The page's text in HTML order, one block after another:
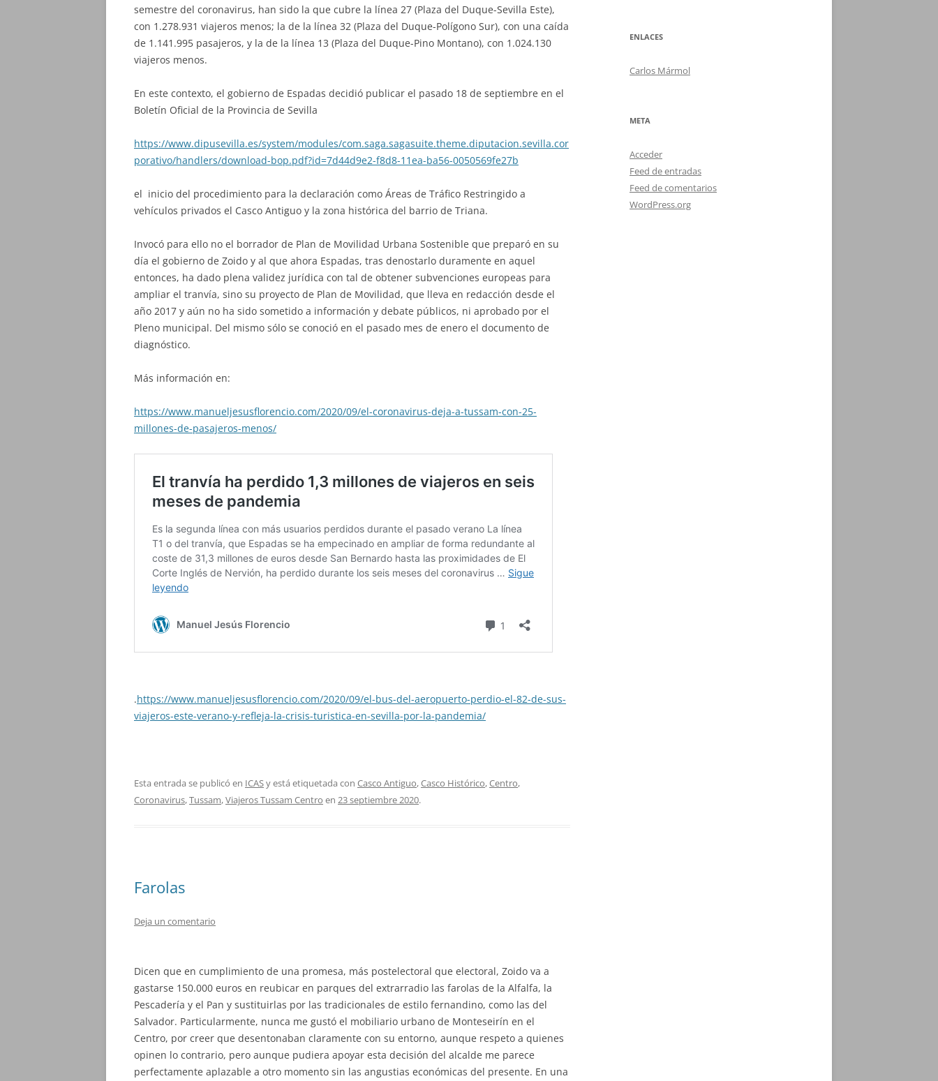
semestre del coronavirus, han sido la que cubre la línea 27 (Plaza del Duque-Sevilla Este),
con 1.278.931 viajeros menos; la de la línea 32 (Plaza del Duque-Polígono Sur), con una caída
de 1.141.995 pasajeros, y la de la línea 13 (Plaza del Duque-Pino Montano), con 1.024.130
viajeros menos.
En este contexto, el gobierno de Espadas decidió publicar el pasado 18 de septiembre en el
Boletín Oficial de la Provincia de Sevilla
https://www.dipusevilla.es/system/modules/com.saga.sagasuite.theme.diputacion.sevilla.cor
porativo/handlers/download-bop.pdf?id=7d44d9e2-f8d8-11ea-ba56-0050569fe27b
el inicio del procedimiento para la declaración como Áreas de Tráfico Restringido a
vehículos privados el Casco Antiguo y la zona histórica del barrio de Triana.
Invocó para ello no el borrador de Plan de Movilidad Urbana Sostenible que preparó en su
día el gobierno de Zoido y al que ahora Espadas, tras denostarlo duramente en aquel
entonces, ha dado plena validez jurídica con tal de obtener subvenciones europeas para
ampliar el tranvía, sino su proyecto de Plan de Movilidad, que lleva en redacción desde el
año 2017 y aún no ha sido sometido a información y debate públicos, ni aprobado por el
Pleno municipal. Del mismo sólo se conoció en el pasado mes de enero el documento de
diagnóstico.
Más información en:
https://www.manueljesusflorencio.com/2020/09/el-coronavirus-deja-a-tussam-con-25-
millones-de-pasajeros-menos/
.https://www.manueljesusflorencio.com/2020/09/el-bus-del-aeropuerto-perdio-el-82-de-sus-
viajeros-este-verano-y-refleja-la-crisis-turistica-en-sevilla-por-la-pandemia/
Esta entrada se publicó en ICASy está etiquetada con Casco Antiguo,Casco Histórico,Centro,
Coronavirus,Tussam,Viajeros Tussam Centro en 23 septiembre 2020.
Farolas
Deja un comentario
Dicen que en cumplimiento de una promesa, más postelectoral que electoral, Zoido va a
gastarse 150.000 euros en reubicar en parques del extrarradio las farolas de la Alfalfa, la
Pescadería y el Pan y sustituirlas por las tradicionales de estilo fernandino, como las del
Salvador. Particularmente, nunca me gustó el mobiliario urbano de Monteseirín en el
Centro, por creer que desentonaban claramente con su entorno, aunque respeto a quienes
opinen lo contrario, pero aunque pudiera apoyar esta decisión del alcalde me parece
perfectamente aplazable a otro momento sin las angustias económicas del presente. En una
ENLACES
Carlos Mármol
META
Acceder
Feed de entradas
Feed de comentarios
WordPress.org